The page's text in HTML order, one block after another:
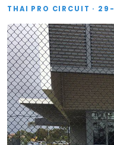
THAI PRO CIRCUIT ·